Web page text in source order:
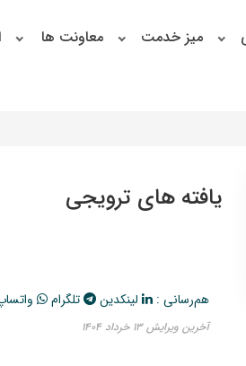
میز خدمت معاونت ها
یافته های ترویجی
هم‌رسانی : لینکدین تلگرام
آخرین ویرایش ۱۳ خرداد ۱۴۰۴